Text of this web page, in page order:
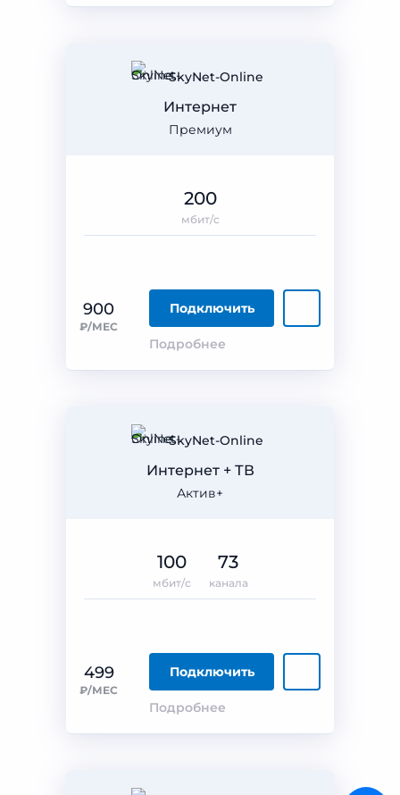
SkyNet-Online
Премиум
Интернет
900
₽/МЕС
Подключить
Подробнее
200
мбит/с
SkyNet-Online
Актив+
Интернет + ТВ
499
₽/МЕС
Подключить
Подробнее
100
мбит/с
73
канала